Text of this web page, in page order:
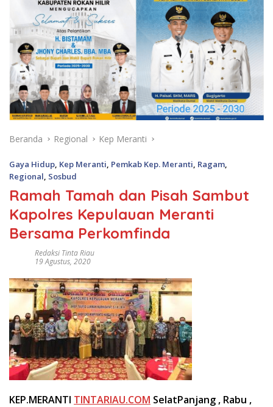
Beranda Regional Kep Meranti
Gaya Hidup Kep Meranti Pemkab Kep. Meranti Ragam
Regional Sosbud
Ramah Tamah dan Pisah Sambut
Kapolres Kepulauan Meranti
Bersama Perkomfinda
Redaksi Tinta Riau
19 Agustus, 2020
KEP.MERANTI TINTARIAU.COM SelatPanjang , Rabu ,